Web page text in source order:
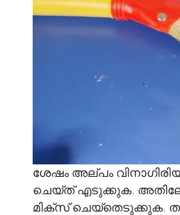
ശേഷം അല്പം
ചെയ്ത് എടുക്കുക.
മിക്സ് ചെയ്തെടുക്കുക.